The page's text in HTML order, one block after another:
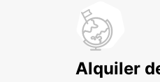
Alquiler